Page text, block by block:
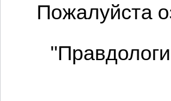
Пожалуйста